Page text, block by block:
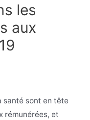
les
aux
santé sont en tête
rémunérées, et